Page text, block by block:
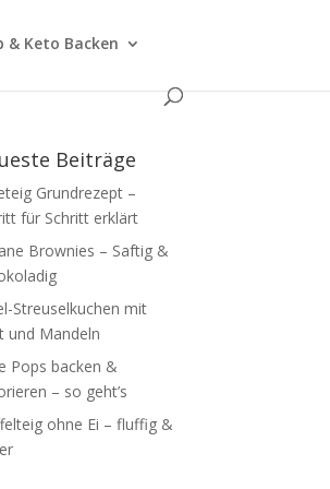
& Keto Backen
Beiträge
Grundrezept –
für Schritt erklärt
Brownies – Saftig &
Streuselkuchen mit
und Mandeln
Pops backen &
– so geht’s
ohne Ei – fluffig &